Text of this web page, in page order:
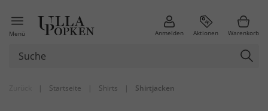
Menü Anmelden Aktionen Warenkorb
| Startseite | Shirts | Shirtjacken